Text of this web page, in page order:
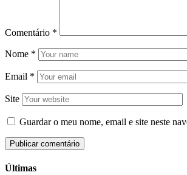
Comentário *
Nome *
Email *
Site
Guardar o meu nome, email e site neste
Últimas